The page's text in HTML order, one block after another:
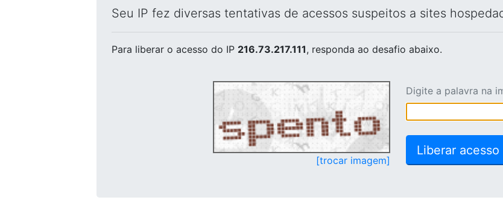
Seu IP fez diversas tentativas de acessos suspeitos a sites
Para liberar o acesso do IP 216.73.217.111, responda ao desafio abaixo.
[trocar imagem]
Digite a palavra na